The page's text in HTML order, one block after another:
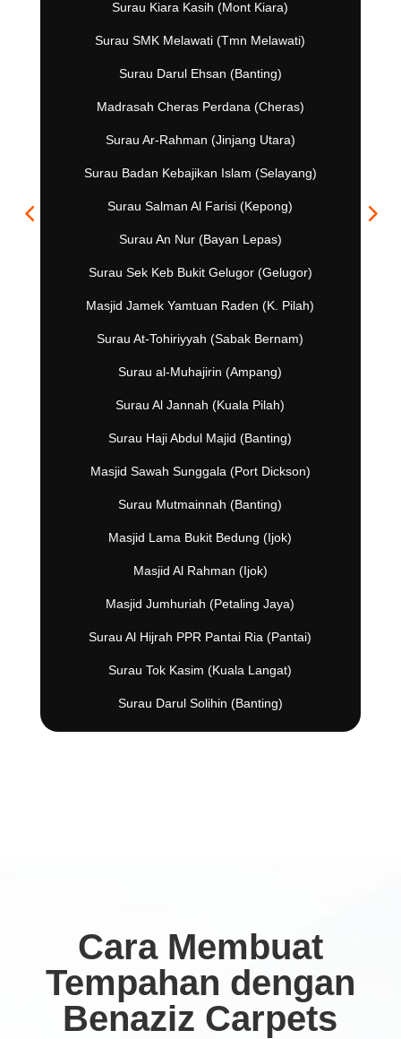
Surau Kiara Kasih (Mont Kiara)
Surau SMK Melawati (Tmn Melawati)
Surau Darul Ehsan (Banting)
Madrasah Cheras Perdana (Cheras)
Surau Ar-Rahman (Jinjang Utara)
Surau Badan Kebajikan Islam (Selayang)
Surau Salman Al Farisi (Kepong)
Surau An Nur (Bayan Lepas)
Surau Sek Keb Bukit Gelugor (Gelugor)
Masjid Jamek Yamtuan Raden (K. Pilah)
Surau At-Tohiriyyah (Sabak Bernam)
Surau al-Muhajirin (Ampang)
Surau Al Jannah (Kuala Pilah)
Surau Haji Abdul Majid (Banting)
Masjid Sawah Sunggala (Port Dickson)
Surau Mutmainnah (Banting)
Masjid Lama Bukit Bedung (Ijok)
Masjid Al Rahman (Ijok)
Masjid Jumhuriah (Petaling Jaya)
Surau Al Hijrah PPR Pantai Ria (Pantai)
Surau Tok Kasim (Kuala Langat)
Surau Darul Solihin (Banting)
Cara Membuat
Tempahan dengan
Benaziz Carpets